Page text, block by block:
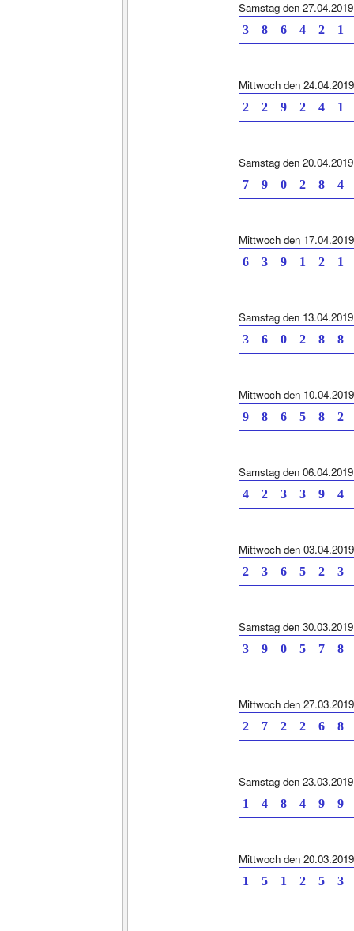
Samstag den 27.04.2019
3 8 6 4 2 1
Mittwoch den 24.04.2019
2 2 9 2 4 1
Samstag den 20.04.2019
7 9 0 2 8 4
Mittwoch den 17.04.2019
6 3 9 1 2 1
Samstag den 13.04.2019
3 6 0 2 8 8
Mittwoch den 10.04.2019
9 8 6 5 8 2
Samstag den 06.04.2019
4 2 3 3 9 4
Mittwoch den 03.04.2019
2 3 6 5 2 3
Samstag den 30.03.2019
3 9 0 5 7 8
Mittwoch den 27.03.2019
2 7 2 2 6 8
Samstag den 23.03.2019
1 4 8 4 9 9
Mittwoch den 20.03.2019
1 5 1 2 5 3